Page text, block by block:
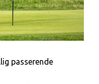
passerende